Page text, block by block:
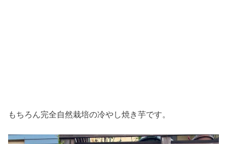
もちろん完全自然栽培の冷やし焼き芋です。